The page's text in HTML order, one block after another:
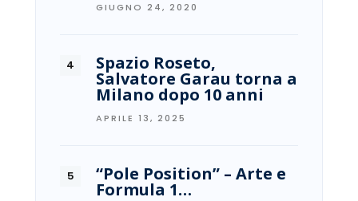
GIUGNO 24, 2020
Spazio Roseto,
Salvatore Garau torna a
Milano dopo 10 anni
APRILE 13, 2025
“Pole Position” – Arte e
Formula 1…